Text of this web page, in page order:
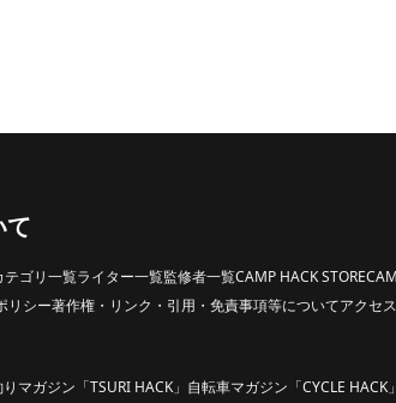
て
テゴリ一覧ライター一覧監修者一覧CAMP HACK STORE
リシー著作権・リンク・引用・免責事項等についてアクセ
マガジン「TSURI HACK」 自転車マガジン「CYCLE HACK」